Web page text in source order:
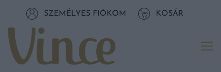
Tovább a tartalomhozSZEMÉLYES FIÓKOM KOSÁR